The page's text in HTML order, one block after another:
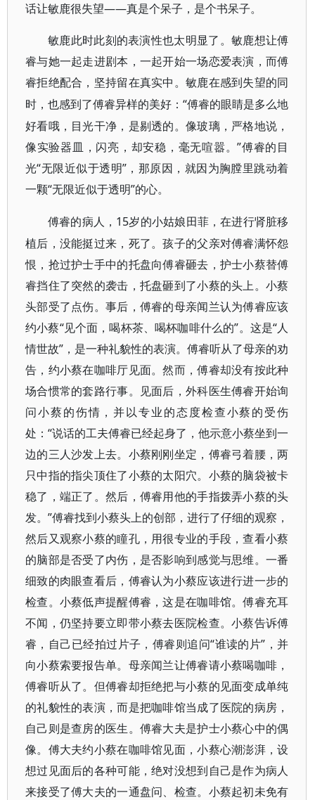
话让敏鹿很失望——真是个呆子，是个书呆子。
敏鹿此时此刻的表演性也太明显了。敏鹿想让傅
睿与她一起走进剧本，一起开始一场恋爱表演，而傅
睿拒绝配合，坚持留在真实中。敏鹿在感到失望的同
时，也感到了傅睿异样的美好：“傅睿的眼睛是多么地
好看哦，目光干净，是剔透的。像玻璃，严格地说，
像实验器皿，闪亮，却安稳，毫无喧嚣。”傅睿的目
光“无限近似于透明”，那原因，就因为胸膛里跳动着
一颗“无限近似于透明”的心。
傅睿的病人， 15岁的小姑娘田菲，在进行肾脏移
植后，没能挺过来，死了。孩子的父亲对傅睿满怀怨
恨，抢过护士手中的托盘向傅睿砸去，护士小蔡替傅
睿挡住了突然的袭击，托盘砸到了小蔡的头上。小蔡
头部受了点伤。事后，傅睿的母亲闻兰认为傅睿应该
约小蔡“见个面，喝杯茶、喝杯咖啡什么的”。这是“人
情世故”，是一种礼貌性的表演。傅睿听从了母亲的劝
告，约小蔡在咖啡厅见面。然而，傅睿却没有按此种
场合惯常的套路行事。见面后，外科医生傅睿开始询
问小蔡的伤情，并以专业的态度检查小蔡的受伤
处：“说话的工夫傅睿已经起身了，他示意小蔡坐到一
边的三人沙发上去。小蔡刚刚坐定，傅睿弓着腰，两
只中指的指尖顶住了小蔡的太阳穴。小蔡的脑袋被卡
稳了，端正了。然后，傅睿用他的手指拨弄小蔡的头
发。”傅睿找到小蔡头上的创部，进行了仔细的观察，
然后又观察小蔡的瞳孔，用很专业的手段，查看小蔡
的脑部是否受了内伤，是否影响到感觉与思维。一番
细致的肉眼查看后，傅睿认为小蔡应该进行进一步的
检查。小蔡低声提醒傅睿，这是在咖啡馆。傅睿充耳
不闻，仍坚持要立即带小蔡去医院检查。小蔡告诉傅
睿，自己已经拍过片子，傅睿则追问“谁读的片”，并
向小蔡索要报告单。母亲闻兰让傅睿请小蔡喝咖啡，
傅睿听从了。但傅睿却拒绝把与小蔡的见面变成单纯
的礼貌性的表演，而是把咖啡馆当成了医院的病房，
自己则是查房的医生。傅睿大夫是护士小蔡心中的偶
像。傅大夫约小蔡在咖啡馆见面，小蔡心潮澎湃，设
想过见面后的各种可能，绝对没想到自己是作为病人
来接受了傅大夫的一通盘问、检查。小蔡起初未免有